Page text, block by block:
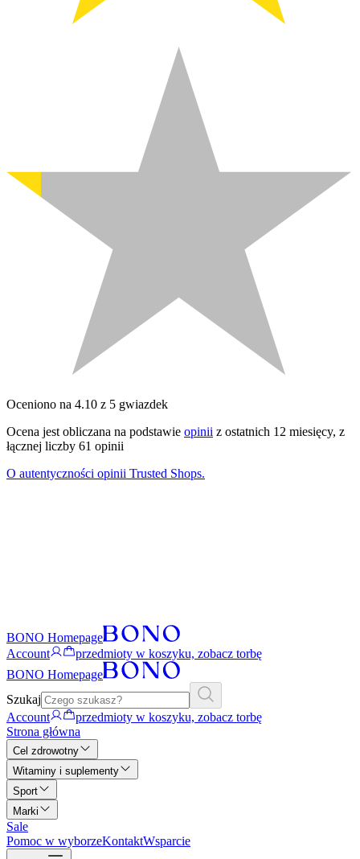
Oceniono na 4.10 z 5 gwiazdek
Ocena jest obliczana na podstawie opinii z ostatnich 12 miesięcy, z
łącznej liczby 61 opinii
O autentyczności opinii Trusted Shops.
BONO Homepage
Account
przedmioty w koszyku, zobacz torbę
BONO Homepage
Szukaj
Account
przedmioty w koszyku, zobacz torbę
Strona główna
Cel zdrowotny
Witaminy i suplementy
Sport
Marki
Sale
Pomoc w wyborzeKontaktWsparcie